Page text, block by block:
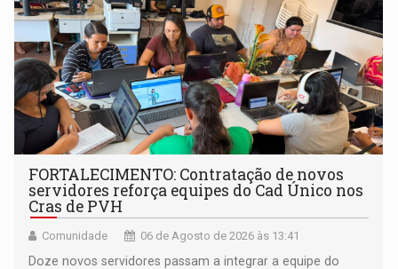
FORTALECIMENTO: Contratação de novos
servidores reforça equipes do Cad Único nos
Cras de PVH
Comunidade 06 de Agosto de 2026 às 13:41
Doze novos servidores passam a integrar a equipe do